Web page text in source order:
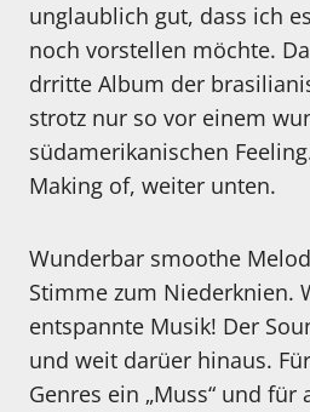
unglaublich gut, dass ich
noch vorstellen möchte.
drritte Album der
strotz nur so vor einem
südamerikanischen
Making of, weiter unten.
Wunderbar smoothe
Stimme zum Niederknien.
entspannte Musik! Der
und weit darüer hinaus.
Genres ein „Muss“ und